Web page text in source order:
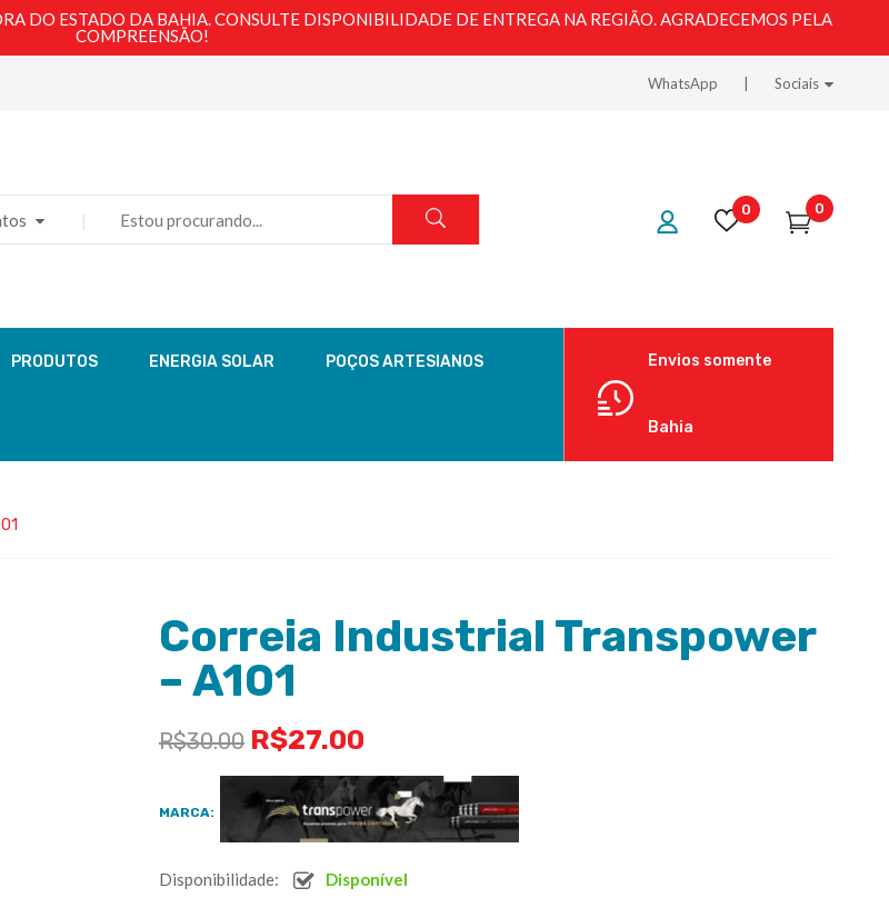
DO ESTADO DA BAHIA. CONSULTE DISPONIBILIDADE DE ENTREGA NA REGIÃO. AGRADECEMOS PELA
COMPREENSÃO!
WhatsApp Sociais
0 0
PRODUTOS ENERGIA SOLAR POÇOS ARTESIANOS Envios somente
Bahia
Correia Industrial Transpower
– A101
R$30.00 R$27.00
MARCA:
Disponibilidade: Disponível